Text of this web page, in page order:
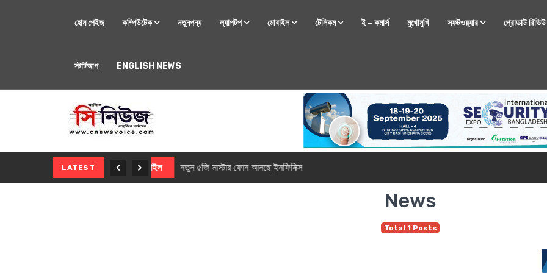
হোম পেইজ কম্পিউটেক নতুনপন্য ল্যাপটপ মোবাইল টেলিকম ই – কমার্স মুখোমুখি সফটওয়্যার প্রোডাক্ট রিভিউ
স্টার্টআপ ENGLISH NEWS
LATEST মোবাইল নতুন সি-সিরিজ স্মার্টফোন নিয়ে আসছে রিয়েলমি
News
Total 1 Posts